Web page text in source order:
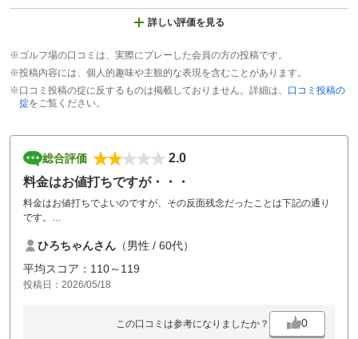
詳しい評価を見る
※ゴルフ場の口コミは、実際にプレーした会員の方の投稿です。
※投稿内容には、個人的趣味や主観的な表現を含むことがあります。
※口コミ投稿の掟に反するものは掲載しておりません。詳細は、 口コミ投稿の
掟をご覧ください。
総合評価
2.0
料金はお値打ちですが・・・
料金はお値打ちでよいのですが、その反面残念だったことは下記の通り
です。
です。
バンカーの土の手入れがなく、雨上がりの後だったので土が泥化して固
まっている箇所があり。
食事の中の定食で焼き魚（シャケ）は焼いたというよりチンしたものと
カートのリモコンはなし。
ひろちゃんさん （男性 / 60代）
平均スコア：110～119
投稿日：2026/05/18
この口コミは参考になりましたか？ 0